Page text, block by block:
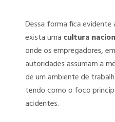
Dessa forma fica evidente
exista uma cultura
onde os empregadores,
autoridades assumam a
de um ambiente de
tendo como o foco
acidentes.